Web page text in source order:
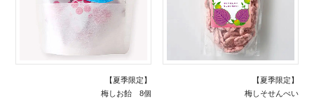
【夏季限定】
梅しお飴 8個
【夏季限定】
梅しそせんべい